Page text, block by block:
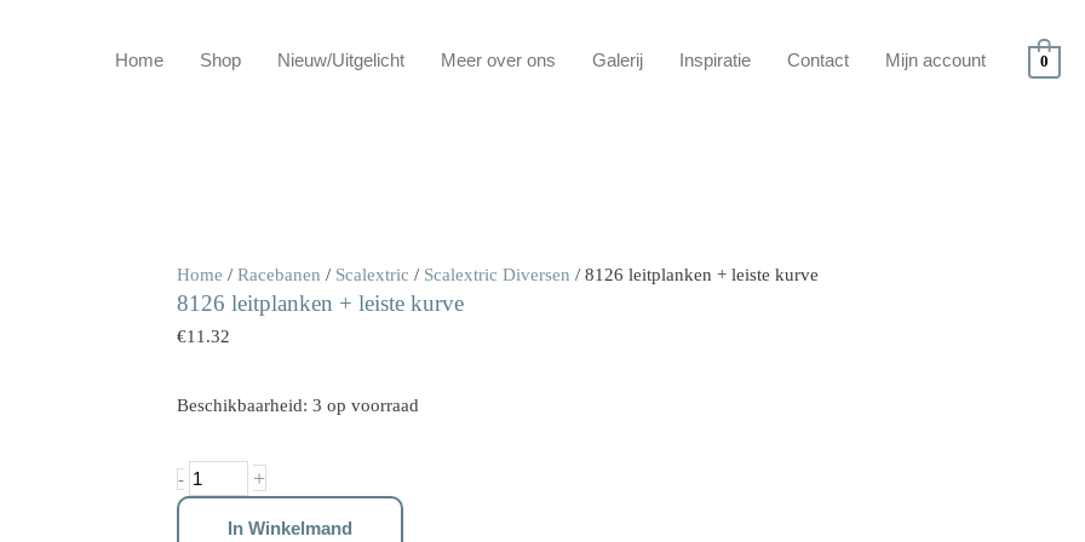
Home Shop Nieuw/Uitgelicht Meer over ons Galerij Inspiratie Contact Mijn account 0
Home / Racebanen / Scalextric / Scalextric Diversen / 8126 leitplanken + leiste kurve
8126 leitplanken + leiste kurve
€11.32
Beschikbaarheid: 3 op voorraad
-
8126
leitplanken
+
+
In Winkelmand